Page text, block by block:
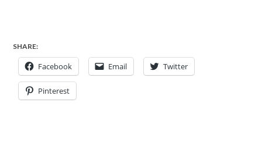
SHARE:
Facebook Email Twitter
Pinterest